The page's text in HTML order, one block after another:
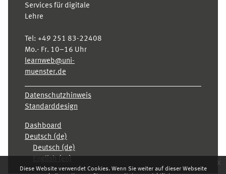
Diese Website verwendet Cookies. Wenn Sie weiter auf dieser Webseite
x
Services für digitale
Lehre
Tel: +49 251 83-22408
Mo.- Fr. 10–16 Uhr
learnweb@uni-
muenster.de
Datenschutzhinweis
Standarddesign
Dashboard
Deutsch ‎(de)‎
Deutsch ‎(de)‎